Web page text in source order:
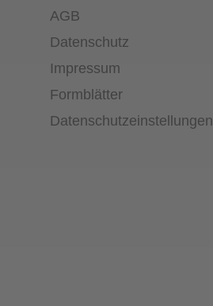
AGB
Datenschutz
Impressum
Formblätter
Datenschutz­einstellungen